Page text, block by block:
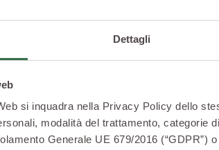
Dettagli
si inquadra nella Privacy Policy dello
modalità del trattamento, categorie
Generale UE 679/2016 (“GDPR”)